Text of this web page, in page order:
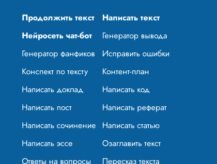
Продолжить текст
Написать текст
Нейросеть чат-бот
Генератор вывода
Генератор фанфиков
Исправить ошибки
Конспект по тексту
Контент-план
Написать доклад
Написать код
Написать пост
Написать реферат
Написать сочинение Написать статью
Написать эссе
Озаглавить текст
Ответы на вопросы
Пересказ текста